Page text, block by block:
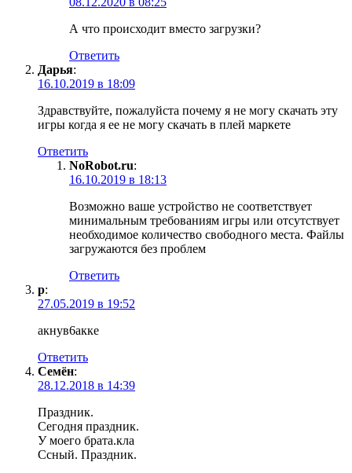
А что происходит вместо загрузки?
Ответить
Дарья:
16.10.2019 в 18:09
Здравствуйте, пожалуйста почему я не могу скачать эту
игры когда я ее не могу скачать в плей маркете
Ответить
NoRobot.ru:
16.10.2019 в 18:13
Возможно ваше устройство не соответствует
минимальным требованиям игры или отсутствует
необходимое количество свободного места. Файлы
загружаются без проблем
Ответить
р:
27.05.2019 в 19:52
акнув6акке
Ответить
Семён:
28.12.2018 в 14:39
Праздник.
Сегодня праздник.
У моего брата.кла
Ссный. Праздник.